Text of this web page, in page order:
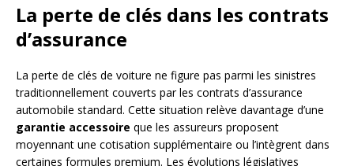
La perte de clés dans les contrats
d’assurance
La perte de clés de voiture ne figure pas parmi les sinistres
traditionnellement couverts par les contrats d’assurance
automobile standard. Cette situation relève davantage d’une
garantie accessoire que les assureurs proposent
moyennant une cotisation supplémentaire ou l’intègrent dans
certaines formules premium. Les évolutions législatives